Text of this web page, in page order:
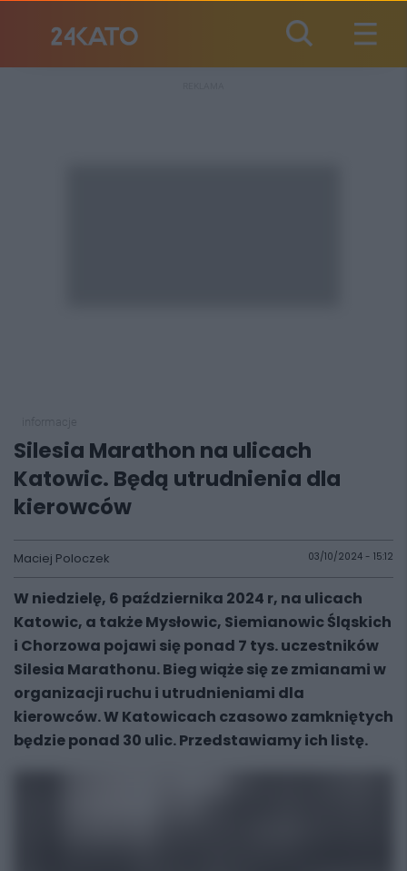
Silesia Marathon na ulicach
Katowic. Będą utrudnienia dla
kierowców
Maciej Poloczek 03/10/2024 - 15:12
W niedzielę, 6 października 2024 r, na ulicach
Katowic, a także Mysłowic, Siemianowic Śląskich
i Chorzowa pojawi się ponad 7 tys. uczestników
Silesia Marathonu. Bieg wiąże się ze zmianami w
organizacji ruchu i utrudnieniami dla
kierowców. W Katowicach czasowo zamkniętych
będzie ponad 30 ulic. Przedstawiamy ich listę.